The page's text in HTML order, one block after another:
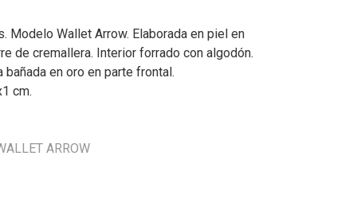
Modelo Wallet Arrow. Elaborada en piel en
de cremallera. Interior forrado con algodón.
bañada en oro en parte frontal.
cm.
ARROW